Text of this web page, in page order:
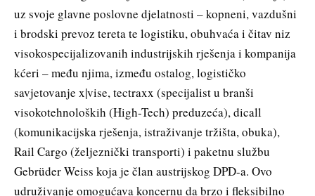
uz svoje glavne poslovne djelatnosti – kopneni, vazdušni
i brodski prevoz tereta te logistiku, obuhvaća i čitav niz
visokospecijalizovanih industrijskih rješenja i kompanija
kćeri – među njima, između ostalog, logističko
savjetovanje x|vise, tectraxx (specijalist u branši
visokotehnoloških (High-Tech) preduzeća), dicall
(komunikacijska rješenja, istraživanje tržišta, obuka),
Rail Cargo (željeznički transporti) i paketnu službu
Gebrüder Weiss koja je član austrijskog DPD-a. Ovo
udruživanje omogućava koncernu da brzo i fleksibilno